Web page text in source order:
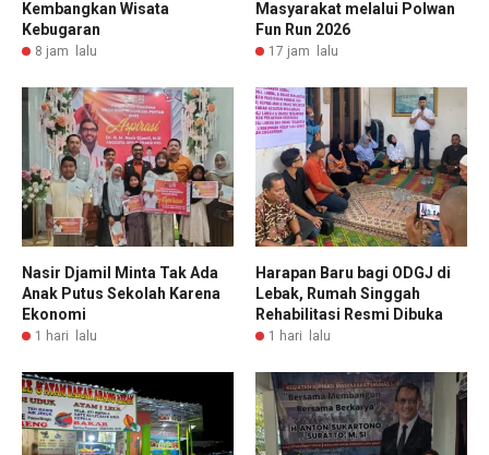
Kembangkan Wisata
Kebugaran
8 jam lalu
Masyarakat melalui Polwan
Fun Run 2026
17 jam lalu
Nasir Djamil Minta Tak Ada
Anak Putus Sekolah Karena
Ekonomi
1 hari lalu
Harapan Baru bagi ODGJ di
Lebak, Rumah Singgah
Rehabilitasi Resmi Dibuka
1 hari lalu